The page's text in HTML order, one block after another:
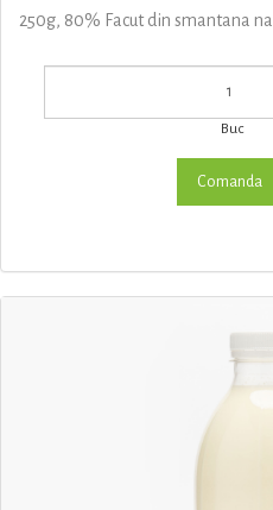
250g, 80% Facut din smantana
Buc